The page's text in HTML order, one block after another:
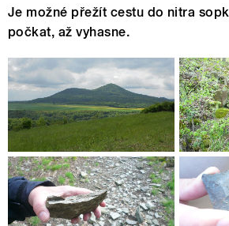
Je možné přežít cestu do nitra
počkat, až vyhasne.